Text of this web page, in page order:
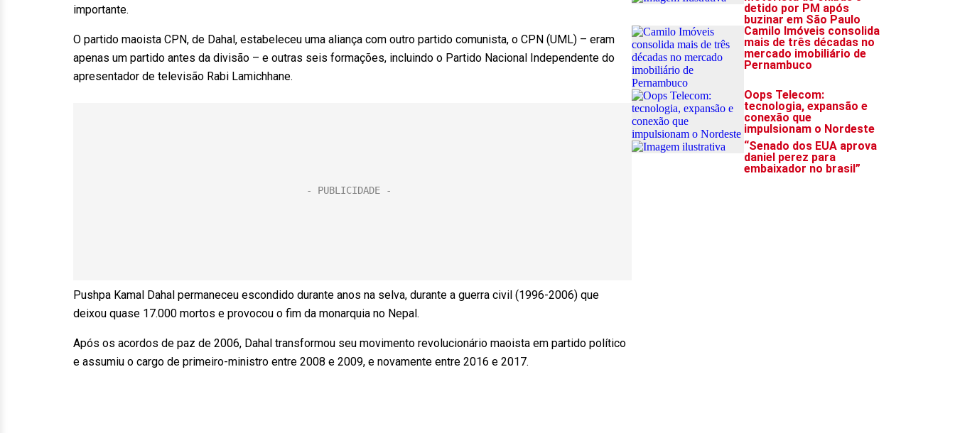
importante.
O partido maoista CPN, de Dahal, estabeleceu uma aliança com outro partido comunista, o CPN (UML) – eram
apenas um partido antes da divisão – e outras seis formações, incluindo o Partido Nacional Independente do
apresentador de televisão Rabi Lamichhane.
Pushpa Kamal Dahal permaneceu escondido durante anos na selva, durante a guerra civil (1996-2006) que
deixou quase 17.000 mortos e provocou o fim da monarquia no Nepal.
Após os acordos de paz de 2006, Dahal transformou seu movimento revolucionário maoista em partido político
e assumiu o cargo de primeiro-ministro entre 2008 e 2009, e novamente entre 2016 e 2017.